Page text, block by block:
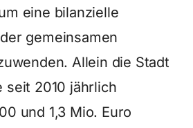
eine bilanzielle
gemeinsamen
Allein die Stadt
seit 2010 jährlich
und 1,3 Mio. Euro